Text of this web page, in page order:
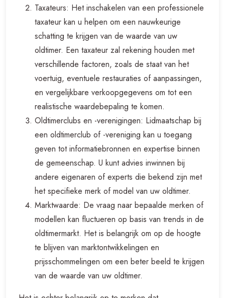
Taxateurs: Het inschakelen van een professionele
taxateur kan u helpen om een nauwkeurige
schatting te krijgen van de waarde van uw
oldtimer. Een taxateur zal rekening houden met
verschillende factoren, zoals de staat van het
voertuig, eventuele restauraties of aanpassingen,
en vergelijkbare verkoopgegevens om tot een
realistische waardebepaling te komen.
Oldtimerclubs en -verenigingen: Lidmaatschap bij
een oldtimerclub of -vereniging kan u toegang
geven tot informatiebronnen en expertise binnen
de gemeenschap. U kunt advies inwinnen bij
andere eigenaren of experts die bekend zijn met
het specifieke merk of model van uw oldtimer.
Marktwaarde: De vraag naar bepaalde merken of
modellen kan fluctueren op basis van trends in de
oldtimermarkt. Het is belangrijk om op de hoogte
te blijven van marktontwikkelingen en
prijsschommelingen om een beter beeld te krijgen
van de waarde van uw oldtimer.